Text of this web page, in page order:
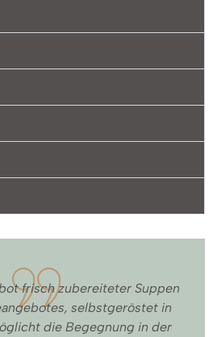
frisch zubereiteter Suppen
selbstgeröstet in
die Begegnung in der